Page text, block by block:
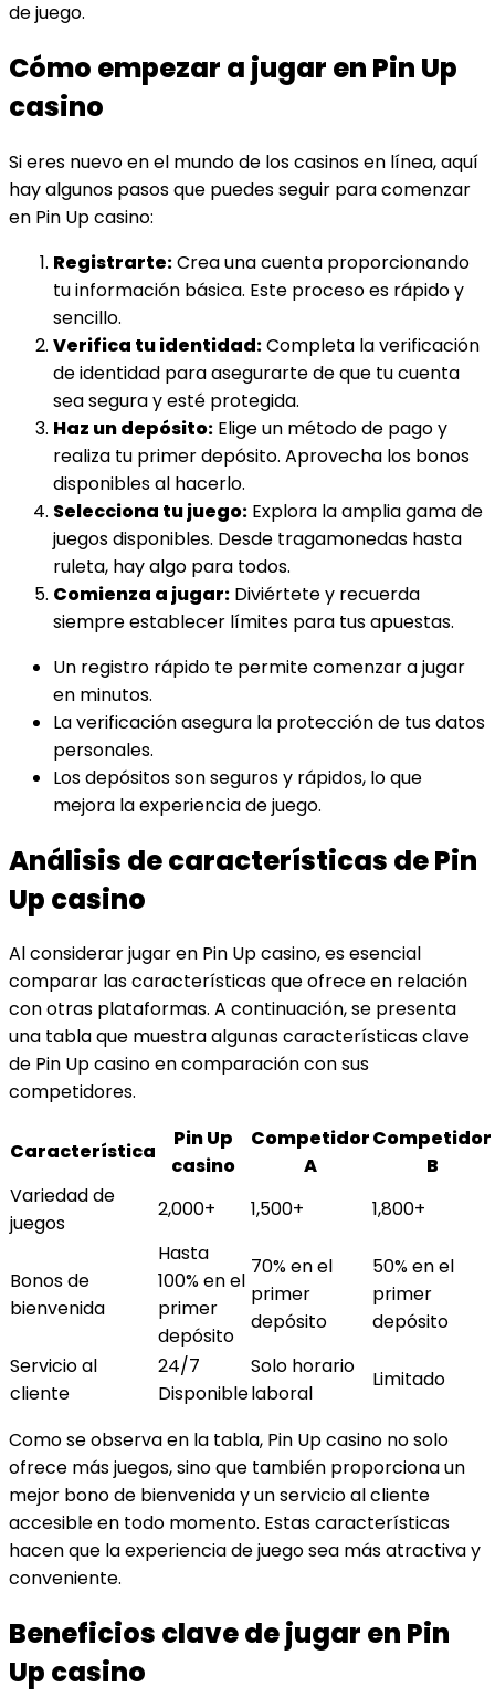
de juego.
Cómo empezar a jugar en Pin Up
casino
Si eres nuevo en el mundo de los casinos en línea, aquí
hay algunos pasos que puedes seguir para comenzar
en Pin Up casino:
Registrarte:Crea una cuenta proporcionando
tu información básica. Este proceso es rápido y
sencillo.
Verifica tu identidad:Completa la verificación
de identidad para asegurarte de que tu cuenta
sea segura y esté protegida.
Haz un depósito: Elige un método de pago y
realiza tu primer depósito. Aprovecha los bonos
disponibles al hacerlo.
Selecciona tu juego: Explora la amplia gama de
juegos disponibles. Desde tragamonedas hasta
ruleta, hay algo para todos.
Comienza a jugar: Diviértete y recuerda
siempre establecer límites para tus apuestas.
Un registro rápido te permite comenzar a jugar
en minutos.
La verificación asegura la protección de tus datos
personales.
Los depósitos son seguros y rápidos, lo que
mejora la experiencia de juego.
Análisis de características de Pin
Up casino
Al considerar jugar en Pin Up casino, es esencial
comparar las características que ofrece en relación
con otras plataformas. A continuación, se presenta
una tabla que muestra algunas características clave
de Pin Up casino en comparación con sus
competidores.
Característica
Pin Up
casino
Competidor
A
Competidor
B
Variedad de
juegos
2,000+ 1,500+ 1,800+
Bonos de
bienvenida
Hasta
100% en el
primer
depósito
70% en el
primer
depósito
50% en el
primer
depósito
Servicio al
cliente
24/7
Disponible
Solo horario
laboral
Limitado
Como se observa en la tabla, Pin Up casino no solo
ofrece más juegos, sino que también proporciona un
mejor bono de bienvenida y un servicio al cliente
accesible en todo momento. Estas características
hacen que la experiencia de juego sea más atractiva y
conveniente.
Beneficios clave de jugar en Pin
Up casino